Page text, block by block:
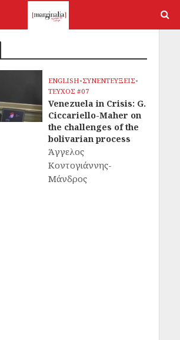
ENGLISH•ΣΥΝΕΝΤΕΥΞΕΙΣ•
ΤΕΥΧΟΣ #07
Venezuela in Crisis: G.
Ciccariello-Maher on
the challenges of the
bolivarian process
Άγγελος
Κοντογιάννης-
Μάνδρος